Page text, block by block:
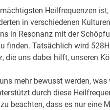
Heilfrequenzen
in verschiedenen
in Resonanz mit der
finden. Tatsächlich wird
die uns dabei hilft, unseren
mehr bewusst werden,
durch diese
beachten, dass es nur eine